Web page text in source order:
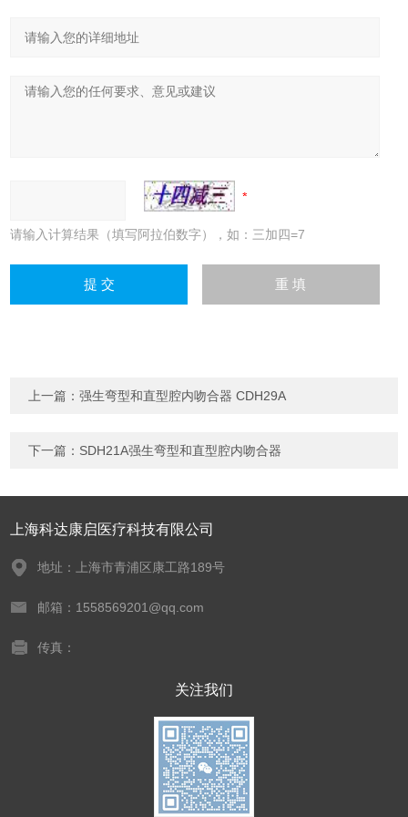
请输入计算结果（填写阿拉伯数字），如：三加四=7
上一篇：强生弯型和直型腔内吻合器 CDH29A
下一篇： SDH21A强生弯型和直型腔内吻合器
上海科达康启医疗科技有限公司
地址：上海市青浦区康工路189号
邮箱：1558569201@qq.com
传真：
关注我们